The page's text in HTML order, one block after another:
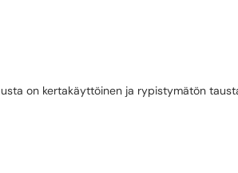
on kertakäyttöinen ja rypistymätön